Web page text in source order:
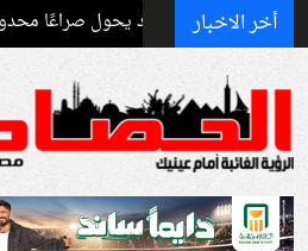
أخر الاخبار
الحروب: قد يحول صراعًا محدودًا إلى